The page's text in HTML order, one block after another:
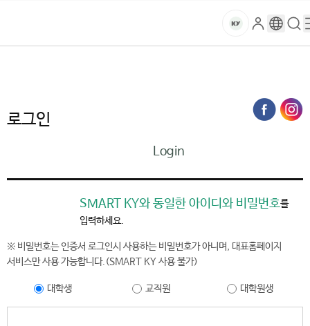
건
대
교
마
로
그
구
글
검
색
메로그인
Login
SMART KY와 동일한 아이디와 비밀번호를
입력하세요.
※ 비밀번호는 인증서 로그인시 사용하는 비밀번호가 아니며, 대표홈페이지
서비스만 사용 가능합니다.(SMART KY 사용 불가)
대학생 교직원 대학원생